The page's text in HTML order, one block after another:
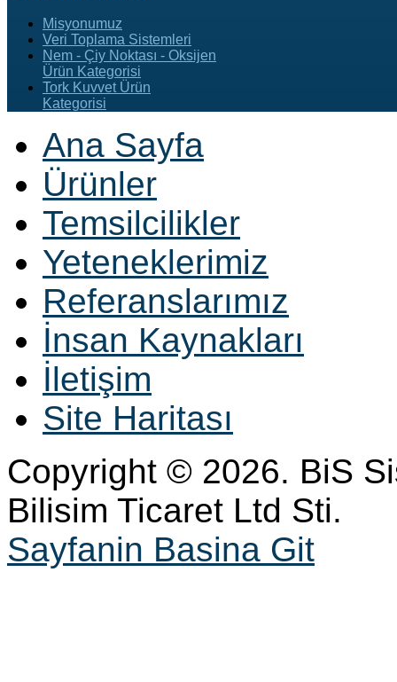
Misyonumuz
Veri Toplama Sistemleri
Nem - Çiy Noktası - Oksijen
Ürün Kategorisi
Tork Kuvvet Ürün
Kategorisi
Ana Sayfa
Ürünler
Temsilcilikler
Yeteneklerimiz
Referanslarımız
İnsan Kaynakları
İletişim
Site Haritası
Copyright © 2026. BiS
Bilisim Ticaret Ltd Sti.
Sayfanin Basina Git